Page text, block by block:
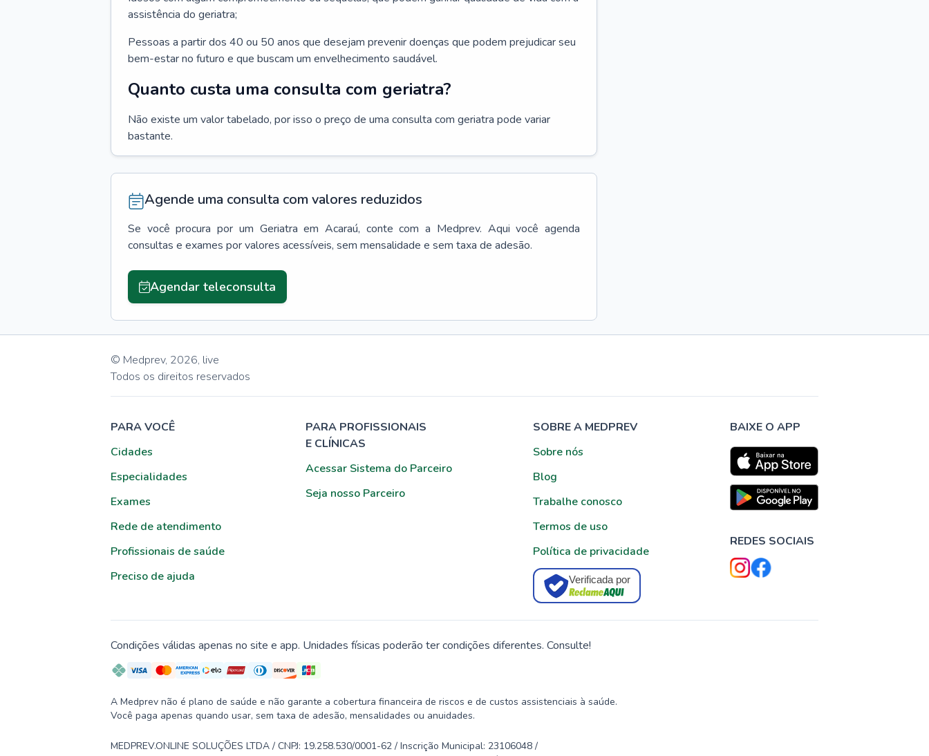
assistência do geriatra;
Pessoas a partir dos 40 ou 50 anos que desejam prevenir doenças que podem prejudicar seu
bem-estar no futuro e que buscam um envelhecimento saudável.
Quanto custa uma consulta com geriatra?
Não existe um valor tabelado, por isso o preço de uma consulta com geriatra pode variar
bastante.
Agende uma consulta com valores reduzidos
Se você procura por um Geriatra em Acaraú, conte com a Medprev. Aqui você agenda
consultas e exames por valores acessíveis, sem mensalidade e sem taxa de adesão.
Agendar teleconsulta
© Medprev, 2026, live
Todos os direitos reservados
PARA VOCÊ
Cidades
Especialidades
Exames
Rede de atendimento
Profissionais de saúde
Preciso de ajuda
PARA PROFISSIONAIS
E CLÍNICAS
Acessar Sistema do Parceiro
Seja nosso Parceiro
SOBRE A MEDPREV
Sobre nós
Blog
Trabalhe conosco
Termos de uso
Política de privacidade
Verificada por
BAIXE O APP
REDES SOCIAIS
Condições válidas apenas no site e app. Unidades físicas poderão ter condições diferentes. Consulte!
A Medprev não é plano de saúde e não garante a cobertura financeira de riscos e de custos assistenciais à saúde.
Você paga apenas quando usar, sem taxa de adesão, mensalidades ou anuidades.
MEDPREV.ONLINE SOLUÇÕES LTDA / CNPJ: 19.258.530/0001-62 / Inscrição Municipal: 23106048 /